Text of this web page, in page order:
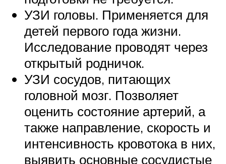
УЗИ головы. Применяется для
детей первого года жизни.
Исследование проводят через
открытый родничок.
УЗИ сосудов, питающих
головной мозг. Позволяет
оценить состояние артерий, а
также направление, скорость и
интенсивность кровотока в них,
выявить основные сосудистые